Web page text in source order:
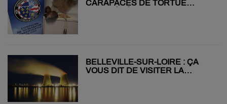
CARAPACES DE TORTUE
BELLEVILLE-SUR-LOIRE : ÇA
VOUS DIT DE VISITER LA